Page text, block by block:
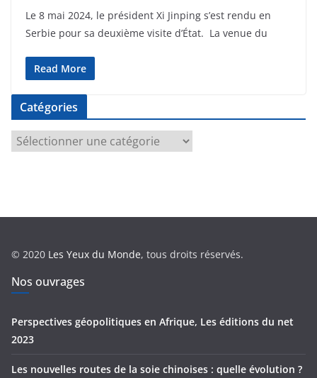
Le 8 mai 2024, le président Xi Jinping s’est rendu en
Serbie pour sa deuxième visite d’État. La venue du
Read More
Catégories
e
© 2020 Les Yeux du Monde, tous droits réservés.
Nos ouvrages
Perspectives géopolitiques en Afrique, Les éditions du net
2023
Les nouvelles routes de la soie chinoises : quelle évolution ?